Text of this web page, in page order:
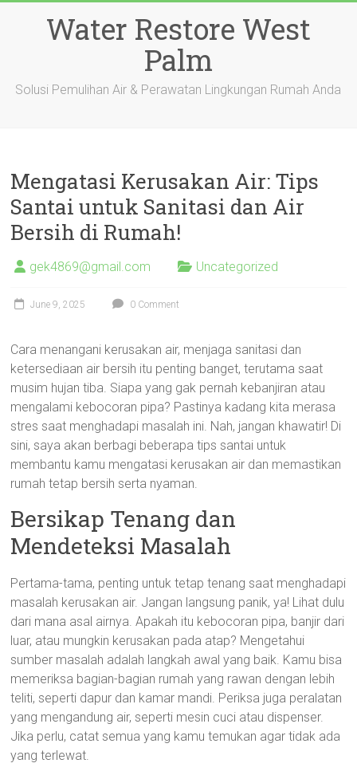
Water Restore West
Palm
Solusi Pemulihan Air & Perawatan Lingkungan Rumah Anda
Mengatasi Kerusakan Air: Tips
Santai untuk Sanitasi dan Air
Bersih di Rumah!
gek4869@gmail.com Uncategorized
June 9, 2025 0 Comment
Cara menangani kerusakan air, menjaga sanitasi dan
ketersediaan air bersih itu penting banget, terutama saat
musim hujan tiba. Siapa yang gak pernah kebanjiran atau
mengalami kebocoran pipa? Pastinya kadang kita merasa
stres saat menghadapi masalah ini. Nah, jangan khawatir! Di
sini, saya akan berbagi beberapa tips santai untuk
membantu kamu mengatasi kerusakan air dan memastikan
rumah tetap bersih serta nyaman.
Bersikap Tenang dan
Mendeteksi Masalah
Pertama-tama, penting untuk tetap tenang saat menghadapi
masalah kerusakan air. Jangan langsung panik, ya! Lihat dulu
dari mana asal airnya. Apakah itu kebocoran pipa, banjir dari
luar, atau mungkin kerusakan pada atap? Mengetahui
sumber masalah adalah langkah awal yang baik. Kamu bisa
memeriksa bagian-bagian rumah yang rawan dengan lebih
teliti, seperti dapur dan kamar mandi. Periksa juga peralatan
yang mengandung air, seperti mesin cuci atau dispenser.
Jika perlu, catat semua yang kamu temukan agar tidak ada
yang terlewat.